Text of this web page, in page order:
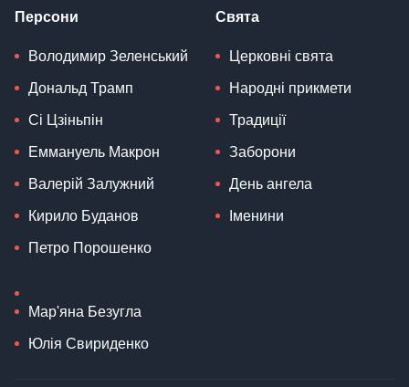
Персони
Володимир Зеленський
Дональд Трамп
Сі Цзіньпін
Еммануель Макрон
Валерій Залужний
Кирило Буданов
Петро Порошенко
Мар'яна Безугла
Юлія Свириденко
Свята
Церковні свята
Народні прикмети
Традиції
Заборони
День ангела
Іменини